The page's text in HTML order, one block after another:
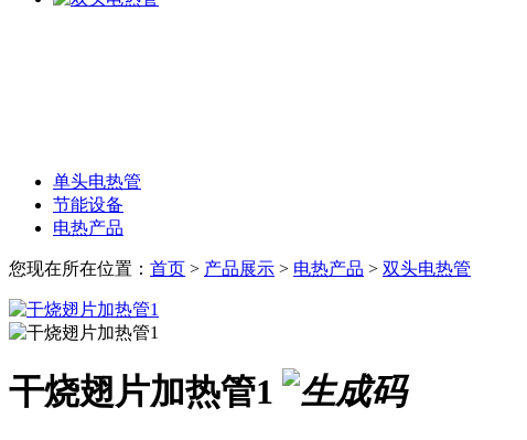
单头电热管
节能设备
电热产品
您现在所在位置： 首页 > 产品展示 > 电热产品 > 双头电热管
干烧翅片加热管1